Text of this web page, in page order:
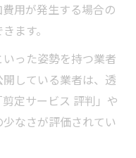
用が発生する場合の
ます。
いった姿勢を持つ業者
している業者は、透
定サービス 評判」や
少なさが評価されてい